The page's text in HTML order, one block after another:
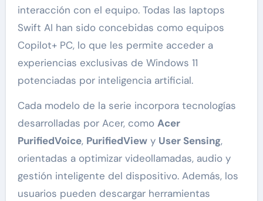
interacción con el equipo. Todas las laptops
Swift AI han sido concebidas como equipos
Copilot+ PC, lo que les permite acceder a
experiencias exclusivas de Windows 11
potenciadas por inteligencia artificial.
Cada modelo de la serie incorpora tecnologías
desarrolladas por Acer, como Acer
PurifiedVoice, PurifiedViewy User Sensing,
orientadas a optimizar videollamadas, audio y
gestión inteligente del dispositivo. Además, los
usuarios pueden descargar herramientas